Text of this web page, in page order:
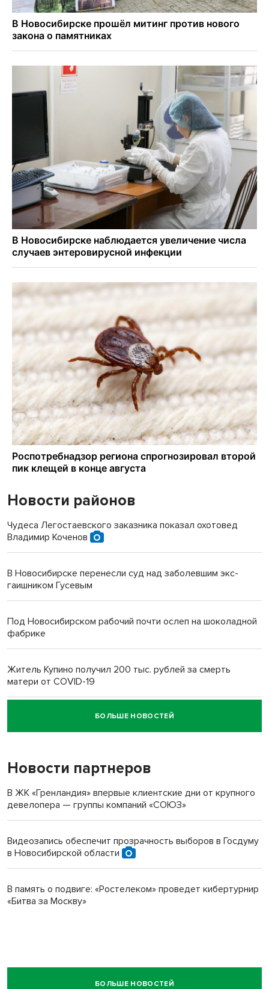
Новости районов
Чудеса Легостаевского заказника показал охотовед
Владимир Коченов
В Новосибирске перенесли суд над заболевшим экс-
гаишником Гусевым
Под Новосибирском рабочий почти ослеп на шоколадной
фабрике
Житель Купино получил 200 тыс. рублей за смерть
матери от COVID-19
Новосибирский суд наказал водителя за смерть
пенсионерки на вокзале
БОЛЬШЕ НОВОСТЕЙ
Новости партнеров
В ЖК «Гренландия» впервые клиентские дни от крупного
девелопера — группы компаний «СОЮЗ»
Видеозапись обеспечит прозрачность выборов в Госдуму
в Новосибирской области
В память о подвиге: «Ростелеком» проведет кибертурнир
«Битва за Москву»
БОЛЬШЕ НОВОСТЕЙ